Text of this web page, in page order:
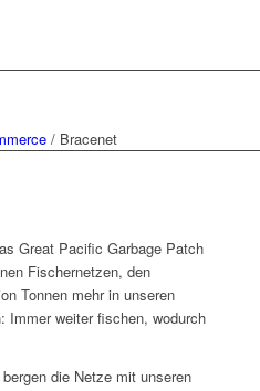
/ Bracenet
Great Pacific Garbage Patch
Fischernetzen, den
Tonnen mehr in unseren
Immer weiter fischen, wodurch
die Netze mit unseren